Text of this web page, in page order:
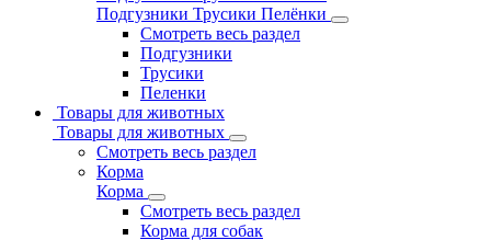
Подгузники Трусики Пелёнки
Смотреть весь раздел
Подгузники
Трусики
Пеленки
Товары для животных
Товары для животных
Смотреть весь раздел
Корма
Корма
Смотреть весь раздел
Корма для собак